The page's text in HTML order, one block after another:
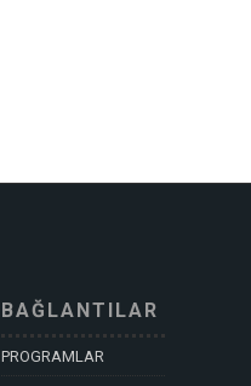
BAĞLANTILAR
PROGRAMLAR